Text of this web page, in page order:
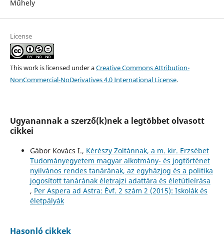
Műhely
License
This work is licensed under aCreative Commons Attribution-
NonCommercial-NoDerivatives 4.0 International License.
Ugyanannak a szerző(k)nek a legtöbbet olvasott
cikkei
Gábor Kovács I., Kérészy Zoltánnak, a m. kir. Erzsébet
Tudományegyetem magyar alkotmány- és jogtörténet
nyilvános rendes tanárának, az egyházjog és a politika
jogosított tanárának életrajzi adattára és életútleírása
, Per Aspera ad Astra: Évf. 2 szám 2 (2015): Iskolák és
életpályák
Hasonló cikkek